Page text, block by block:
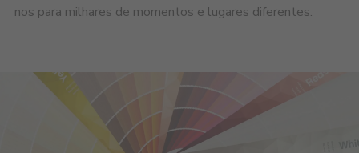
nos para milhares de momentos e lugares diferentes.